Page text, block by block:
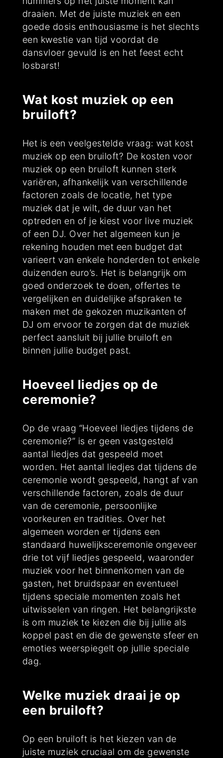
draaien. Met de juiste muziek en een
goede dosis enthousiasme is het slechts
een kwestie van tijd voordat de
dansvloer gevuld is en het feest echt
losbarst!
Wat kost muziek op een
bruiloft?
Het is een veelgestelde vraag: wat kost
muziek op een bruiloft? De kosten voor
muziek op een bruiloft kunnen sterk
variëren, afhankelijk van verschillende
factoren zoals de locatie, het type
muziek dat je wilt, de duur van het
optreden en of je kiest voor live muziek
of een DJ. Over het algemeen kun je
rekening houden met een budget dat
varieert van enkele honderden tot enkele
duizenden euro’s. Het is belangrijk om
goed onderzoek te doen, offertes te
vergelijken en duidelijke afspraken te
maken met de gekozen muzikanten of
DJ om ervoor te zorgen dat de muziek
perfect aansluit bij jullie bruiloft en
binnen jullie budget past.
Hoeveel liedjes op de
ceremonie?
Op de vraag “Hoeveel liedjes tijdens de
ceremonie?” is er geen vastgesteld
aantal liedjes dat gespeeld moet
worden. Het aantal liedjes dat tijdens de
ceremonie wordt gespeeld, hangt af van
verschillende factoren, zoals de duur
van de ceremonie, persoonlijke
voorkeuren en tradities. Over het
algemeen worden er tijdens een
standaard huwelijksceremonie ongeveer
drie tot vijf liedjes gespeeld, waaronder
muziek voor het binnenkomen van de
gasten, het bruidspaar en eventueel
tijdens speciale momenten zoals het
uitwisselen van ringen. Het belangrijkste
is om muziek te kiezen die bij jullie als
koppel past en die de gewenste sfeer en
emoties weerspiegelt op jullie speciale
dag.
Welke muziek draai je op
een bruiloft?
Op een bruiloft is het kiezen van de
juiste muziek cruciaal om de gewenste